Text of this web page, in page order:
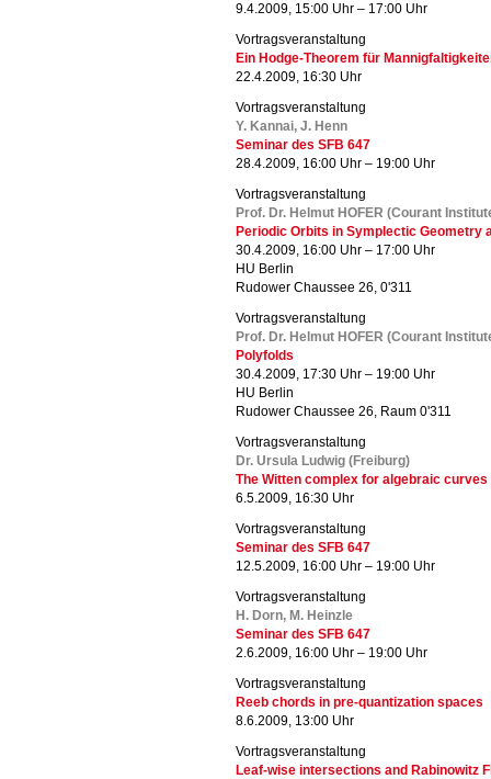
9.4.2009, 15:00 Uhr – 17:00 Uhr
Vortragsveranstaltung
Ein Hodge-Theorem für
22.4.2009, 16:30 Uhr
Vortragsveranstaltung
Y. Kannai, J. Henn
Seminar des SFB 647
28.4.2009, 16:00 Uhr – 19:00 Uhr
Vortragsveranstaltung
Prof. Dr. Helmut HOFER (Courant
Periodic Orbits in Symplectic Geometry
30.4.2009, 16:00 Uhr – 17:00 Uhr
HU Berlin
Rudower Chaussee 26, 0'311
Vortragsveranstaltung
Prof. Dr. Helmut HOFER (Courant
Polyfolds
30.4.2009, 17:30 Uhr – 19:00 Uhr
HU Berlin
Rudower Chaussee 26, Raum 0'311
Vortragsveranstaltung
Dr. Ursula Ludwig (Freiburg)
The Witten complex for algebraic
6.5.2009, 16:30 Uhr
Vortragsveranstaltung
Seminar des SFB 647
12.5.2009, 16:00 Uhr – 19:00 Uhr
Vortragsveranstaltung
H. Dorn, M. Heinzle
Seminar des SFB 647
2.6.2009, 16:00 Uhr – 19:00 Uhr
Vortragsveranstaltung
Reeb chords in pre-quantization spaces
8.6.2009, 13:00 Uhr
Vortragsveranstaltung
Leaf-wise intersections and Rabinowitz